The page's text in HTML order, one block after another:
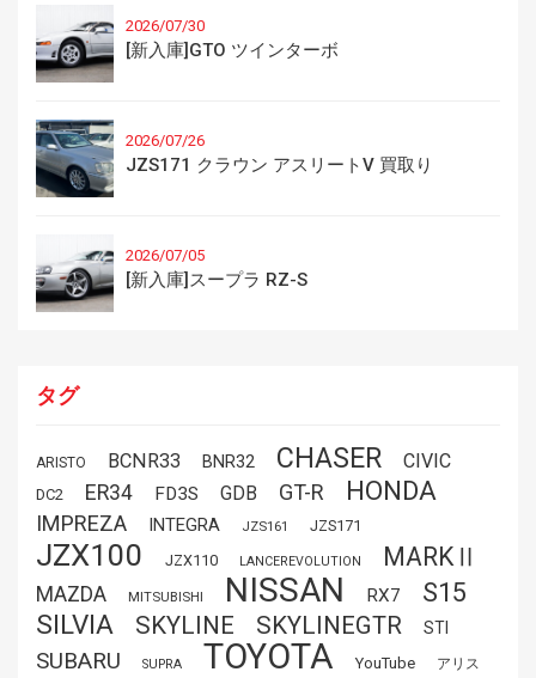
2026/07/30
[新入庫]GTO ツインターボ
2026/07/26
JZS171 クラウン アスリートV 買取り
2026/07/05
[新入庫]スープラ RZ-S
タグ
ARISTO BCNR33 BNR32 CHASER CIVIC
DC2 ER34 FD3S GDB GT-R HONDA
IMPREZA INTEGRA JZS161 JZS171
JZX100 JZX110 LANCEREVOLUTION MARKⅡ
MAZDA MITSUBISHI NISSAN RX7 S15
SILVIA SKYLINE SKYLINEGTR STI
SUBARU SUPRA TOYOTA YouTube
アリス